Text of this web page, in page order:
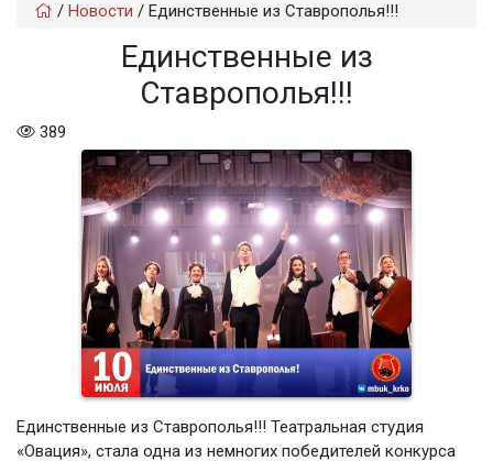
/ Новости / Единственные из Ставрополья!!!
Единственные из
Ставрополья!!!
389
Единственные из Ставрополья!!! Театральная студия
«Овация», стала одна из немногих победителей конкурса